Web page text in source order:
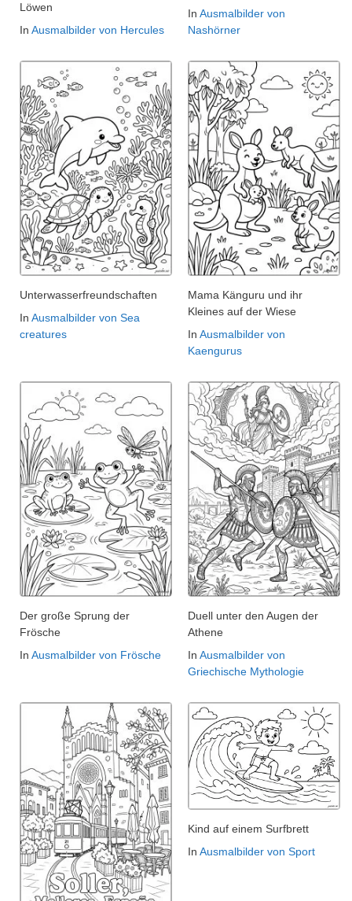
Löwen
In Ausmalbilder von Hercules
In Ausmalbilder von
Nashörner
Unterwasserfreundschaften
In Ausmalbilder von Sea
creatures
Mama Känguru und ihr
Kleines auf der Wiese
In Ausmalbilder von
Kaengurus
Der große Sprung der
Frösche
In Ausmalbilder von Frösche
Duell unter den Augen der
Athene
In Ausmalbilder von
Griechische Mythologie
Kind auf einem Surfbrett
In Ausmalbilder von Sport